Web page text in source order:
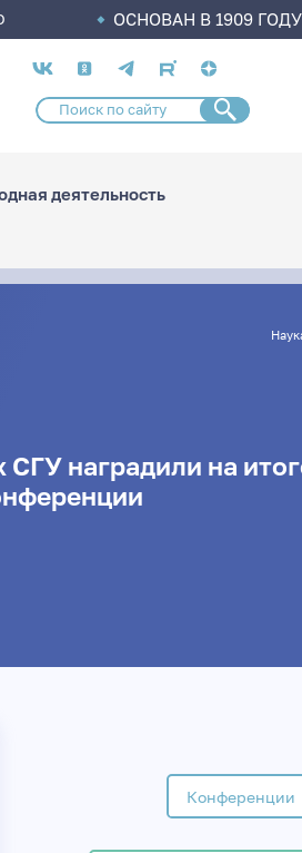
ОСНОВАН В 1909 ГОДУ
Социальные
сети
деятельность
наградили на
Конференции